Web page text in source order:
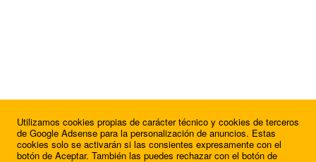
Utilizamos cookies propias de carácter técnico y cookies de terceros
de Google Adsense para la personalización de anuncios. Estas
cookies solo se activarán si las consientes expresamente con el
botón de Aceptar. También las puedes rechazar con el botón de